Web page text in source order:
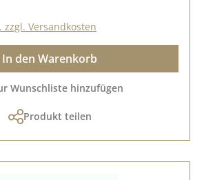
zzgl. Versandkosten
In den Warenkorb
Wunschliste hinzufügen
Produkt teilen